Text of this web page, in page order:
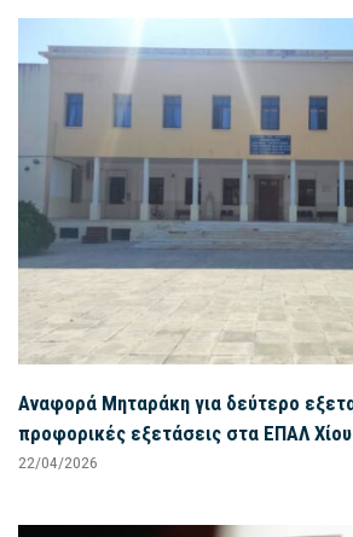
Αναφορά Μηταράκη για δεύτερο
προφορικές εξετάσεις στα ΕΠΑΛ Χίου
22/04/2026